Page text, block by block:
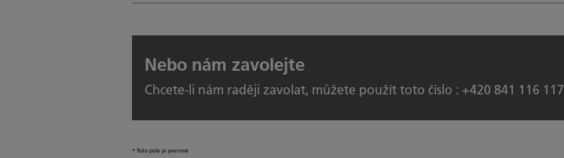
Nebo nám zavolejte
Chcete-li nám raději zavolat, můžete použít toto číslo : +420 841 116 117
* Toto pole je povinné